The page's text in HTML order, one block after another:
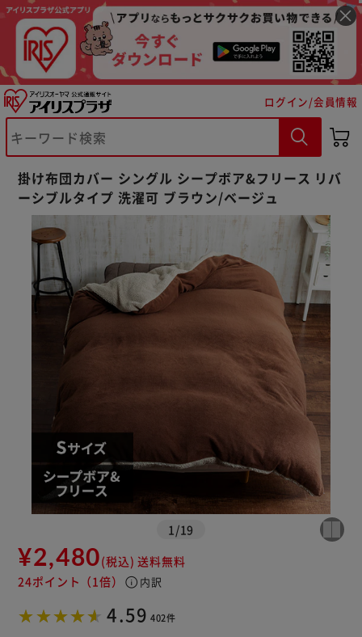
ログイン/会員情報
掛け布団カバー シングル シープボア&フリース リバ
ーシブルタイプ 洗濯可 ブラウン/ベージュ
1 /19
¥2,480(税込) 送料無料
24ポイント （1倍） info 内訳
4.59 402件
※ご確認ください
カートに入れる 購入手続きへ